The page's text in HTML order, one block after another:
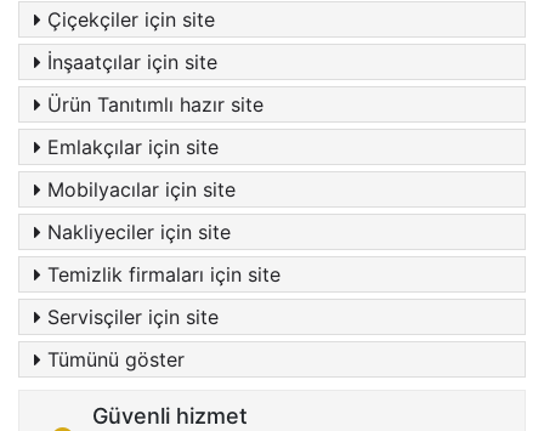
Çiçekçiler için site
İnşaatçılar için site
Ürün Tanıtımlı hazır site
Emlakçılar için site
Mobilyacılar için site
Nakliyeciler için site
Temizlik firmaları için site
Servisçiler için site
Tümünü göster
Güvenli hizmet